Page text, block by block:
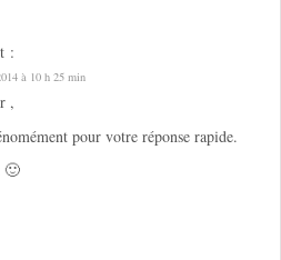
:
à 10 h 25 min
,
pour votre réponse rapide.
🙂